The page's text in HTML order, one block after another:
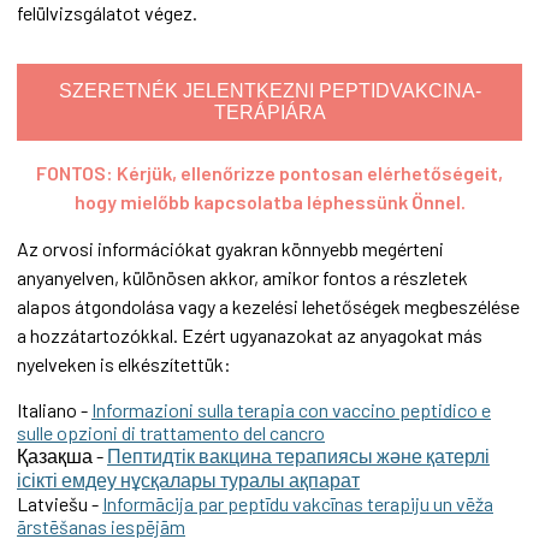
felülvizsgálatot végez.
SZERETNÉK JELENTKEZNI PEPTIDVAKCINA-
TERÁPIÁRA
FONTOS: Kérjük, ellenőrizze pontosan elérhetőségeit,
hogy mielőbb kapcsolatba léphessünk Önnel.
Az orvosi információkat gyakran könnyebb megérteni
anyanyelven, különösen akkor, amikor fontos a részletek
alapos átgondolása vagy a kezelési lehetőségek megbeszélése
a hozzátartozókkal. Ezért ugyanazokat az anyagokat más
nyelveken is elkészítettük:
Italiano - Informazioni sulla terapia con vaccino peptidico e
sulle opzioni di trattamento del cancro
Қазақша - Пептидтік вакцина терапиясы және қатерлі
ісікті емдеу нұсқалары туралы ақпарат
Latviešu - Informācija par peptīdu vakcīnas terapiju un vēža
ārstēšanas iespējām